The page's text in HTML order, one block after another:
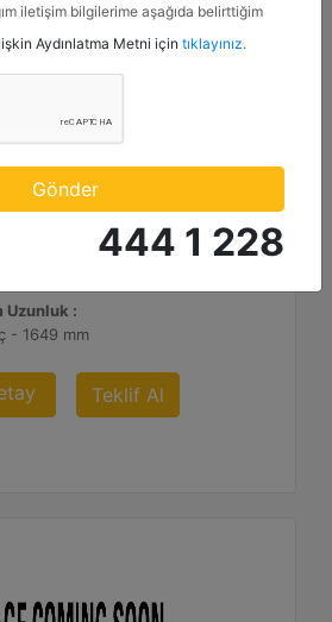
(51 inç) Riper
:
- 1290 mm
Uzunluk :
- 1649 mm
Teklif Al
iletişim bilgilerime aşağıda belirttiğim
izin veriyorum.
Aydınlatma Metni için tıklayınız.
Gönder
444 1 228